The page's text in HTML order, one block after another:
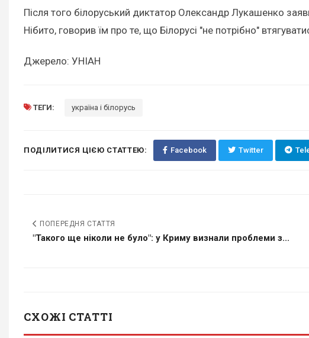
Після того білоруський диктатор Олександр Лукашенко
Нібито, говорив їм про те, що Білорусі "не потрібно"
Джерело: УНІАН
ТЕГИ: україна і білорусь
ПОДІЛИТИСЯ ЦІЄЮ СТАТТЕЮ: Facebook Twitter
ПОПЕРЕДНЯ СТАТТЯ
"Такого ще ніколи не було": у Криму визнали проблеми з...
СХОЖІ СТАТТІ